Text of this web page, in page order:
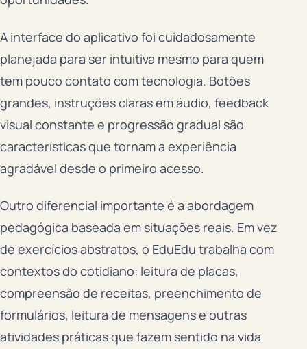
A interface do aplicativo foi cuidadosamente
planejada para ser intuitiva mesmo para quem
tem pouco contato com tecnologia. Botões
grandes, instruções claras em áudio, feedback
visual constante e progressão gradual são
características que tornam a experiência
agradável desde o primeiro acesso.
Outro diferencial importante é a abordagem
pedagógica baseada em situações reais. Em vez
de exercícios abstratos, o EduEdu trabalha com
contextos do cotidiano: leitura de placas,
compreensão de receitas, preenchimento de
formulários, leitura de mensagens e outras
atividades práticas que fazem sentido na vida